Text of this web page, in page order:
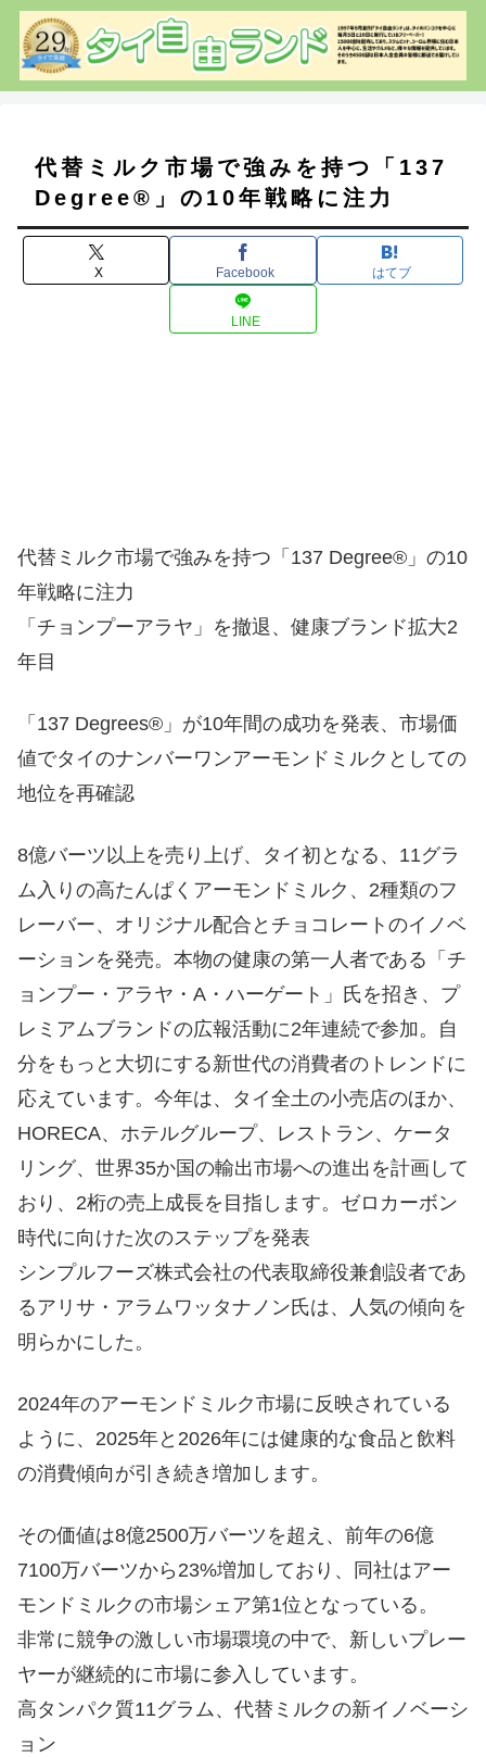
代替ミルク市場で強みを持つ「137
Degree®」の10年戦略に注力
X Facebook はてブ
LINE
代替ミルク市場で強みを持つ「137 Degree®」の10
年戦略に注力
「チョンプーアラヤ」を撤退、健康ブランド拡大2
年目
「137 Degrees®」が10年間の成功を発表、市場価
値でタイのナンバーワンアーモンドミルクとしての
地位を再確認
8億バーツ以上を売り上げ、タイ初となる、11グラ
ム入りの高たんぱくアーモンドミルク、2種類のフ
レーバー、オリジナル配合とチョコレートのイノベ
ーションを発売。本物の健康の第一人者である「チ
ョンプー・アラヤ・A・ハーゲート」氏を招き、プ
レミアムブランドの広報活動に2年連続で参加。自
分をもっと大切にする新世代の消費者のトレンドに
応えています。今年は、タイ全土の小売店のほか、
HORECA、ホテルグループ、レストラン、ケータ
リング、世界35か国の輸出市場への進出を計画して
おり、2桁の売上成長を目指します。ゼロカーボン
時代に向けた次のステップを発表
シンプルフーズ株式会社の代表取締役兼創設者であ
るアリサ・アラムワッタナノン氏は、人気の傾向を
明らかにした。
2024年のアーモンドミルク市場に反映されている
ように、2025年と2026年には健康的な食品と飲料
の消費傾向が引き続き増加します。
その価値は8億2500万バーツを超え、前年の6億
7100万バーツから23%増加しており、同社はアー
モンドミルクの市場シェア第1位となっている。
非常に競争の激しい市場環境の中で、新しいプレー
ヤーが継続的に市場に参入しています。
高タンパク質11グラム、代替ミルクの新イノベーシ
ョン